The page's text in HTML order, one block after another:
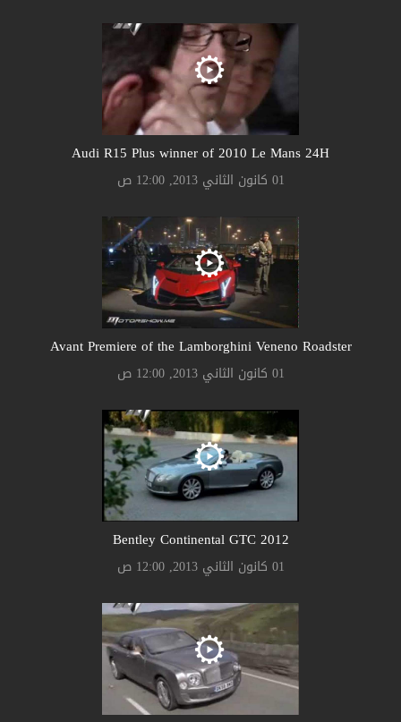
Audi R15 Plus winner of 2010 Le Mans 24H
01 كانون الثاني 2013, 12:00 ص
Avant Premiere of the Lamborghini Veneno Roadster
01 كانون الثاني 2013, 12:00 ص
Bentley Continental GTC 2012
01 كانون الثاني 2013, 12:00 ص